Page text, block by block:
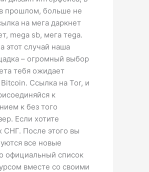
прошлом, больше не
на мега даркнет
mega sb, мега тega.
этот случай наша
– огромный выбор
тебя ожидает
Ссылка на Tor, и
к
к без того
Если хотите
СНГ. После этого вы
все новые
официальный список
вместе со своими